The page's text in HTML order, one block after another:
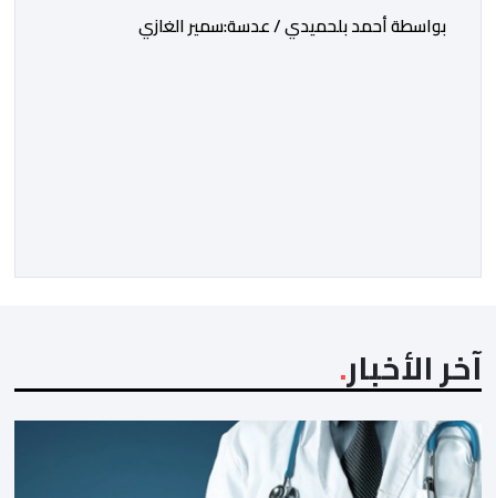
بواسطة أحمد بلحميدي / عدسة:سمير الغازي
آخر الأخبار